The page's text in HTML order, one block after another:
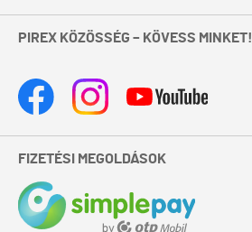
PIREX KÖZÖSSÉG – KÖVESS MINKET!
FIZETÉSI MEGOLDÁSOK